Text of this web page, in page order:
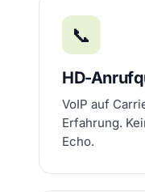
📞
HD-
VoIP auf
Erfahrung.
Echo.